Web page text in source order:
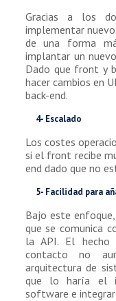
Gracias a los
implementar
de una forma
implantar un
Dado que front y
hacer cambios en
back-end.
4- Escalado
Los costes
si el front recibe
end dado que no
5- Facilidad para
Bajo este
que se comunica
la API. El hecho
contacto no
arquitectura de
que lo haría el
software e